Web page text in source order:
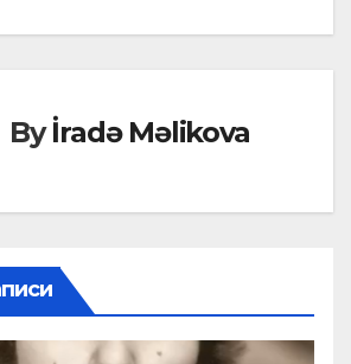
Byİradə Məlikova